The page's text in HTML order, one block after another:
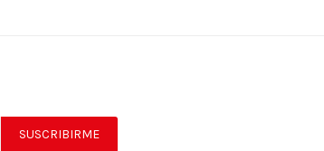
SUSCRIBIRME